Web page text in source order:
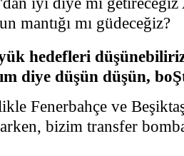
mantığı mı güdeceğiz?
hedefleri
diye düşün düşün,
Fenerbahçe ve
bizim transfer